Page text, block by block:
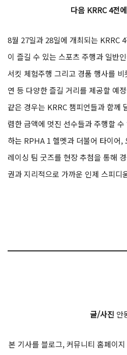
다음 KRRC 4전
8월 27일과 28일에 개최되는 KRRC
이 즐길 수 있는 스포츠 주행과 일반
서킷 체험주행 그리고 경품 행사를
연 등 다양한 즐길 거리를 제공할 예
같은 경우는 KRRC 챔피언들과 함께
렴한 금액에 멋진 선수들과 주행할
하는 RPHA 1 헬멧과 더불어 타이어,
레이싱 팀 굿즈를 현장 추첨을 통해
권과 지리적으로 가까운 인제 스피디
글/사진 안
본 기사를 블로그, 커뮤니티 홈페이